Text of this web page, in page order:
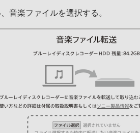
音楽ファイルを選択する。